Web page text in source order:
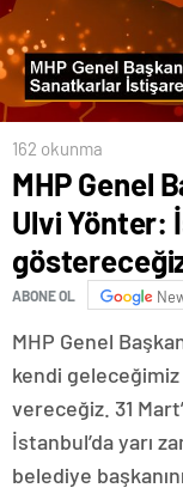
162 okunma
MHP Genel
Ulvi Yönter:
ABONE OL
MHP Genel
kendi
vereceğiz. 31
İstanbul’da yarı
belediye